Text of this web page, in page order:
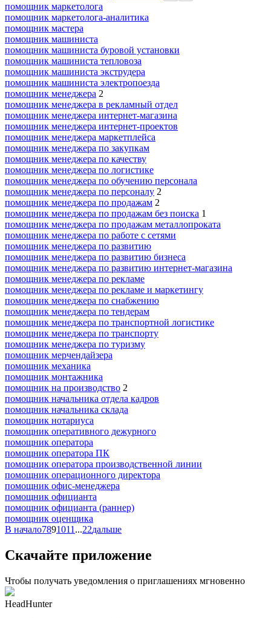
помощник маркетолога
помощник маркетолога-аналитика
помощник мастера
помощник машиниста
помощник машиниста буровой установки
помощник машиниста тепловоза
помощник машиниста экструдера
помощник машиниста электропоезда
помощник менеджера 2
помощник менеджера в рекламный отдел
помощник менеджера интернет-магазина
помощник менеджера интернет-проектов
помощник менеджера маркетплейса
помощник менеджера по закупкам
помощник менеджера по качеству
помощник менеджера по логистике
помощник менеджера по обучению персонала
помощник менеджера по персоналу 2
помощник менеджера по продажам 2
помощник менеджера по продажам без поиска 1
помощник менеджера по продажам металлопроката
помощник менеджера по работе с сетями
помощник менеджера по развитию
помощник менеджера по развитию бизнеса
помощник менеджера по развитию интернет-магазина
помощник менеджера по рекламе
помощник менеджера по рекламе и маркетингу
помощник менеджера по снабжению
помощник менеджера по тендерам
помощник менеджера по транспортной логистике
помощник менеджера по транспорту
помощник менеджера по туризму
помощник мерчендайзера
помощник механика
помощник монтажника
помощник на производство 2
помощник начальника отдела кадров
помощник начальника склада
помощник нотариуса
помощник оперативного дежурного
помощник оператора
помощник оператора ПК
помощник оператора производственной линии
помощник операционного директора
помощник офис-менеджера
помощник официанта
помощник официанта (раннер)
помощник оценщика
В начало7891011 ...22дальше
Скачайте приложение
Чтобы получать уведомления о приглашениях мгновенно
HeadHunter